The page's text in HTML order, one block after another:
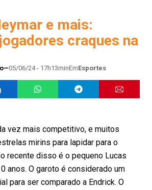
e mais:
craques na
05/06/24 - 17h13minEmEsportes
vez mais competitivo, e muitos
mirins para lapidar para o
recente disso é o pequeno Lucas
anos. O garoto é considerado um
para ser comparado a Endrick. O